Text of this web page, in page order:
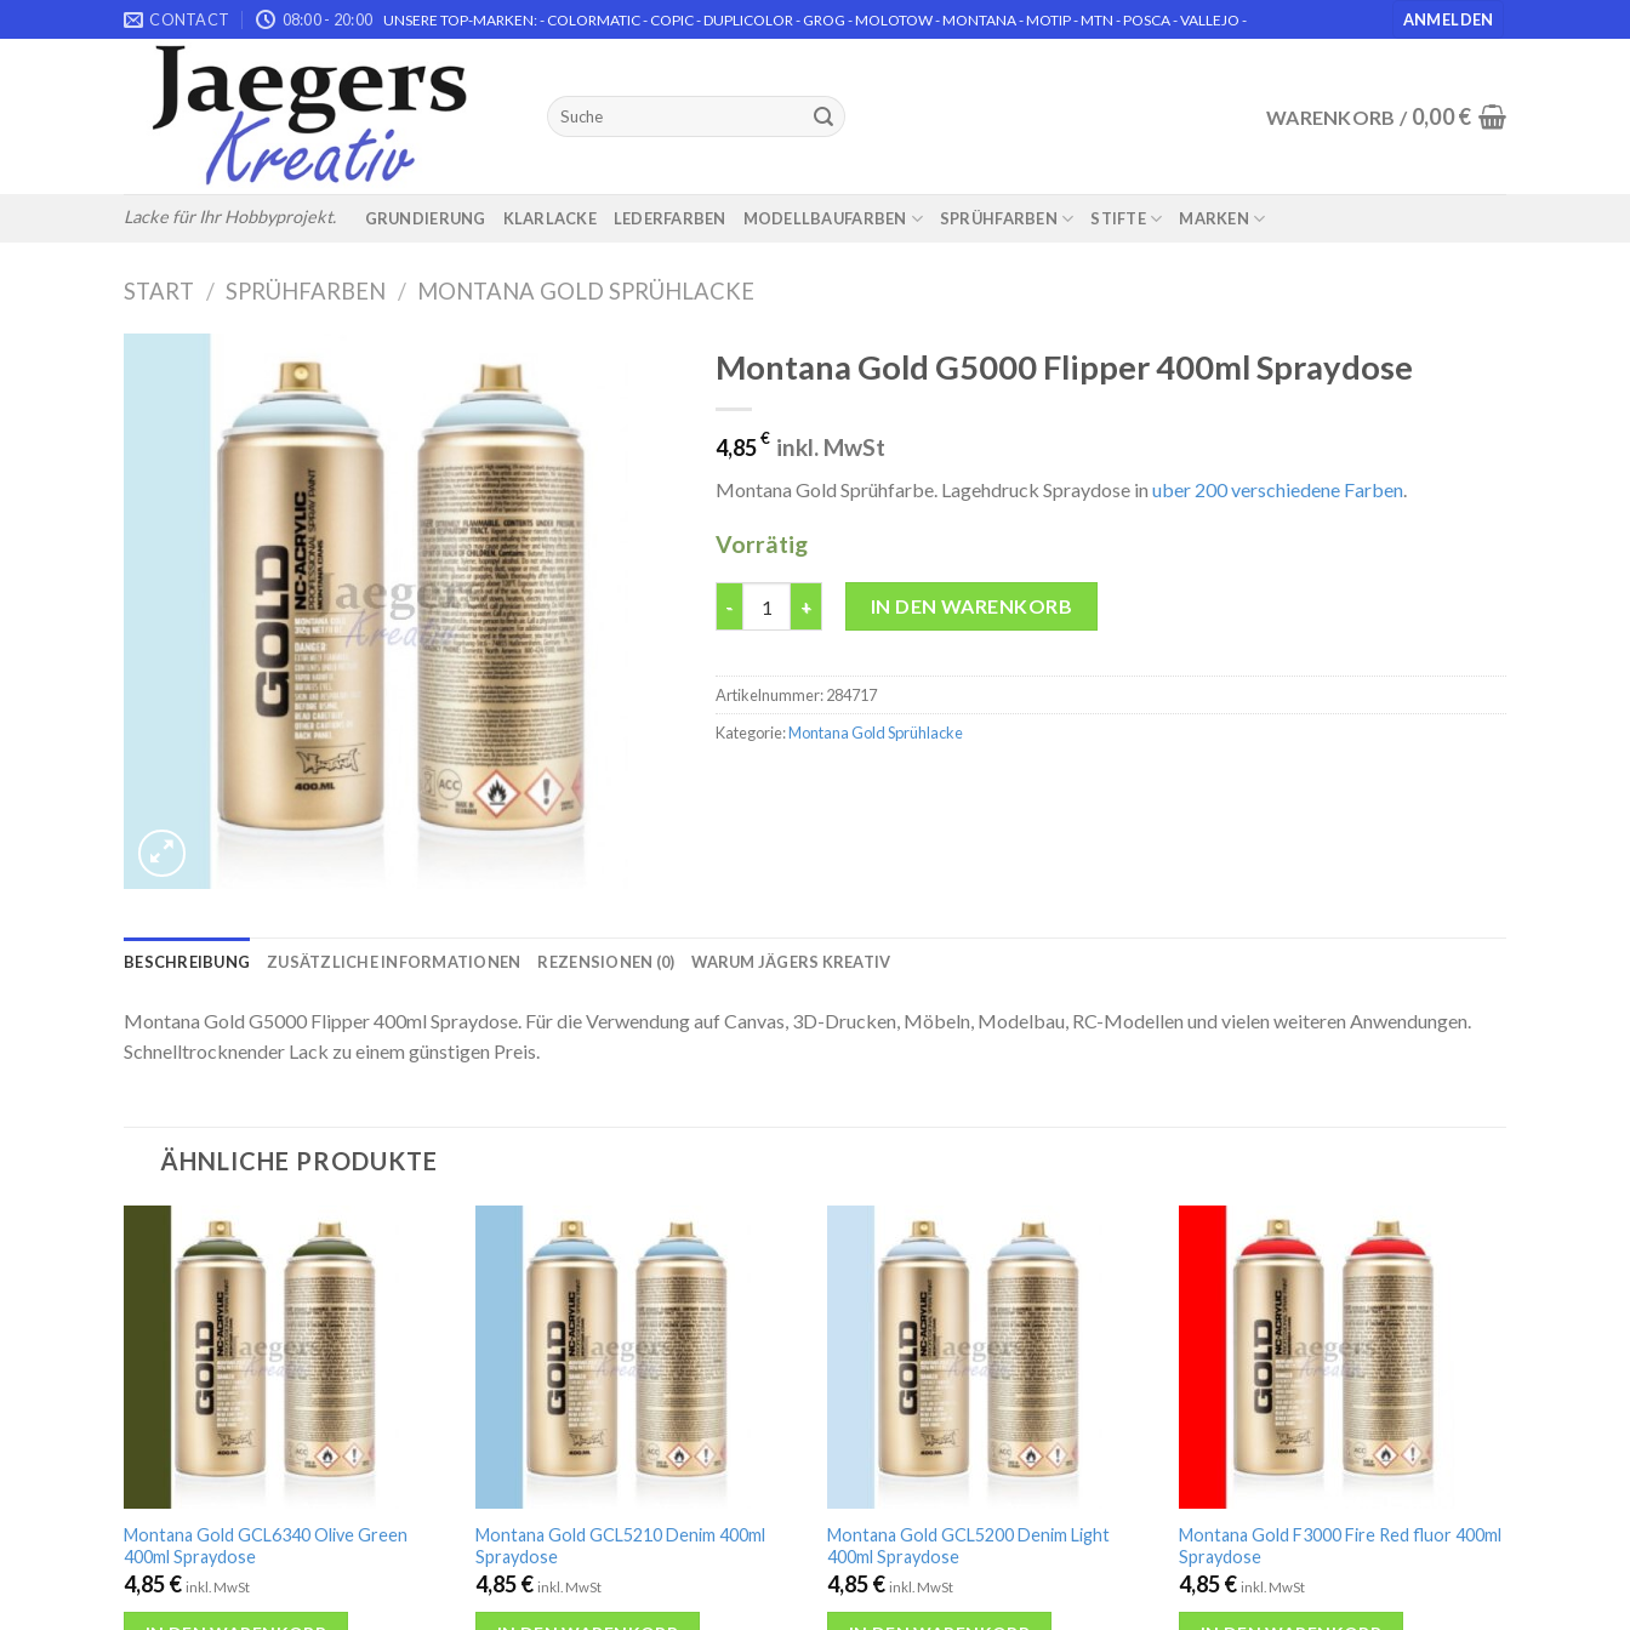
to
CONTACT 08:00 - 20:00 UNSERE TOP-MARKEN: - COLORMATIC - COPIC - DUPLICOLOR - GROG - MOLOTOW - MONTANA - MOTIP - MTN - POSCA - VALLEJO - ANMELDEN
Lacke für Ihr Hobbyprojekt.
Suchen
nach:
WARENKORB / 0,00€
GRUNDIERUNG KLARLACKE LEDERFARBEN MODELLBAUFARBEN SPRÜHFARBEN STIFTE MARKEN
START / SPRÜHFARBEN / MONTANA GOLD SPRÜHLACKE
Montana Gold G5000 Flipper 400ml Spraydose
4,85€ inkl. MwSt
Montana Gold Sprühfarbe. Lagehdruck Spraydose in uber 200 verschiedene Farben.
Vorrätig
IN DEN WARENKORB
Artikelnummer:284717
Kategorie:Montana Gold Sprühlacke
BESCHREIBUNG ZUSÄTZLICHE INFORMATIONEN REZENSIONEN (0) WARUM JÄGERS KREATIV
Montana Gold G5000 Flipper 400ml Spraydose. Für die Verwendung auf Canvas, 3D-Drucken, Möbeln, Modelbau, RC-Modellen und vielen weiteren Anwendungen.
Schnelltrocknender Lack zu einem günstigen Preis.
ÄHNLICHE PRODUKTE
Montana Gold GCL6340 Olive Green
400ml Spraydose
4,85€ inkl. MwSt
Montana Gold GCL5210 Denim 400ml
Spraydose
4,85€ inkl. MwSt
Montana Gold GCL5200 Denim Light
400ml Spraydose
4,85€ inkl. MwSt
Montana Gold F3000 Fire Red fluor 400ml
Spraydose
4,85€ inkl. MwSt